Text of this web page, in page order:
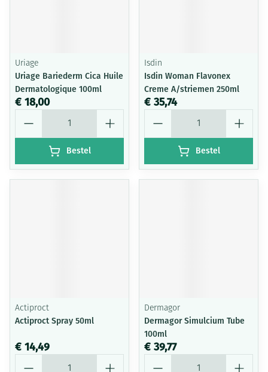
Uriage
Uriage Bariederm Cica Huile
Dermatologique 100ml
€ 18,00
Bestel
Isdin
Isdin Woman Flavonex
Creme A/striemen 250ml
€ 35,74
Bestel
Actiproct
Actiproct Spray 50ml
€ 14,49
Dermagor
Dermagor Simulcium Tube
100ml
€ 39,77